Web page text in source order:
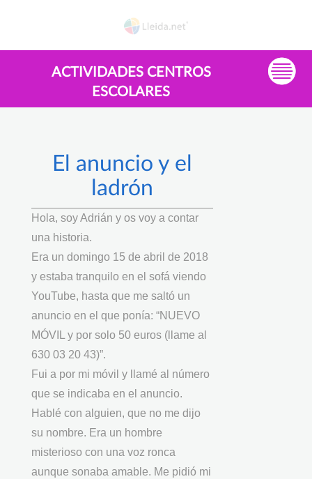
ACTIVIDADES CENTROS
ESCOLARES
El anuncio y el
ladrón
Hola, soy Adrián y os voy a contar
una historia.
Era un domingo 15 de abril de 2018
y estaba tranquilo en el sofá viendo
YouTube, hasta que me saltó un
anuncio en el que ponía: “NUEVO
MÓVIL y por solo 50 euros (llame al
630 03 20 43)”.
Fui a por mi móvil y llamé al número
que se indicaba en el anuncio.
Hablé con alguien, que no me dijo
su nombre. Era un hombre
misterioso con una voz ronca
aunque sonaba amable. Me pidió mi